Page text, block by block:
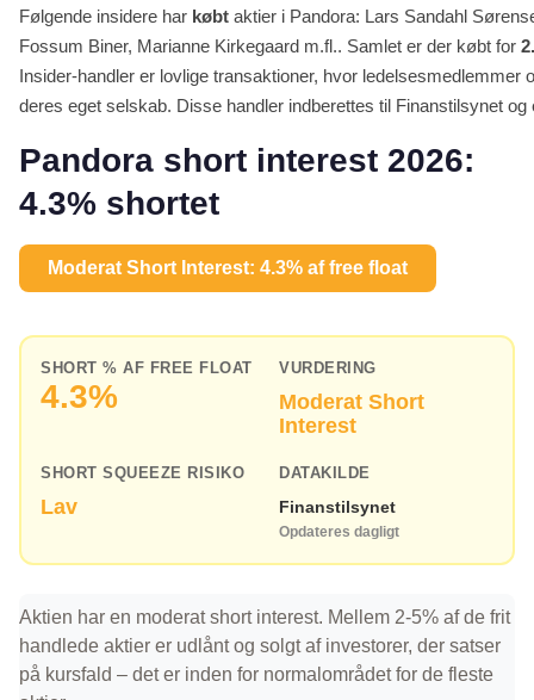
Følgende insidere har købt aktier i Pandora: Lars Sandahl
Fossum Biner, Marianne Kirkegaard m.fl.. Samlet er der købt for
Insider-handler er lovlige transaktioner, hvor
deres eget selskab. Disse handler indberettes til Finanstilsynet
Pandora short interest 2026:
4.3% shortet
Moderat Short Interest: 4.3% af free float
SHORT % AF FREE FLOAT
4.3%
VURDERING
Moderat Short
Interest
SHORT SQUEEZE RISIKO
Lav
DATAKILDE
Finanstilsynet
Opdateres dagligt
Aktien har en moderat short interest. Mellem 2-5% af de frit
handlede aktier er udlånt og solgt af investorer, der satser
på kursfald – det er inden for normalområdet for de fleste